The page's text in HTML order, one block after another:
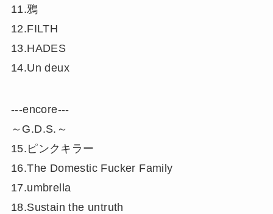
11.鴉
12.FILTH
13.HADES
14.Un deux
‐‐‐encore‐‐‐
～G.D.S.～
15.ピンクキラー
16.The Domestic Fucker Family
17.umbrella
18.Sustain the untruth